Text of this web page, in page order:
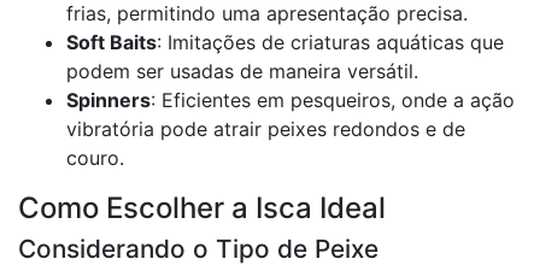
frias, permitindo uma apresentação precisa.
Soft Baits: Imitações de criaturas aquáticas que
podem ser usadas de maneira versátil.
Spinners: Eficientes em pesqueiros, onde a ação
vibratória pode atrair peixes redondos e de
couro.
Como Escolher a Isca Ideal
Considerando o Tipo de Peixe